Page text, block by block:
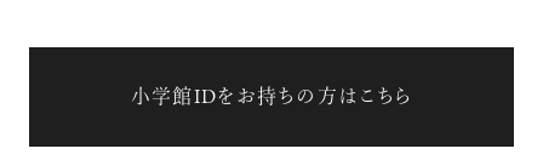
小学館IDをお持ちの方はこちら